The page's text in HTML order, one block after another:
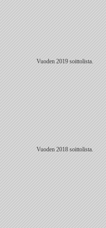
Vuoden 2019 soittolista.
Vuoden 2018 soittolista.